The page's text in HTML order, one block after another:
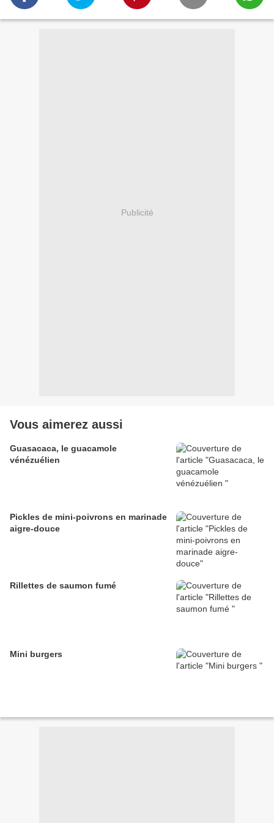
Publicité
Vous aimerez aussi
Guasacaca, le guacamole
vénézuélien
Pickles de mini-poivrons en marinade
aigre-douce
Rillettes de saumon fumé
Mini burgers